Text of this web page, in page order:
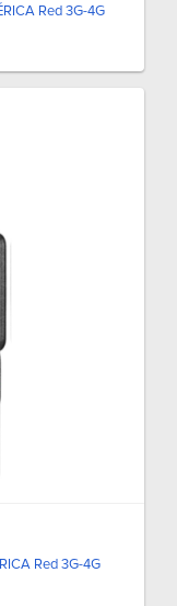
Red 3G-4G
Red 3G-4G